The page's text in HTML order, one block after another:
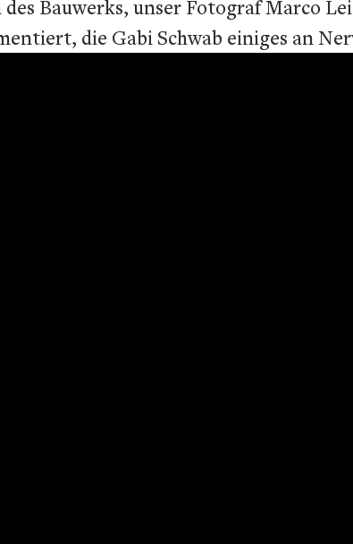
Bauwerks, unser Fotograf Marco
die Gabi Schwab einiges an